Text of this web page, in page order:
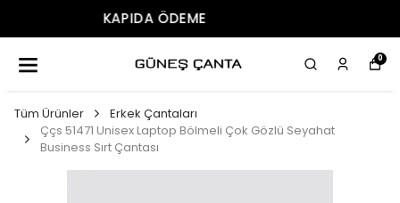
ÜCRETSIZ KARGO
0
Tüm Ürünler
Erkek Çantaları
Ççs 51471 Unisex Laptop Bölmeli Çok Gözlü Seyahat
Business Sırt Çantası